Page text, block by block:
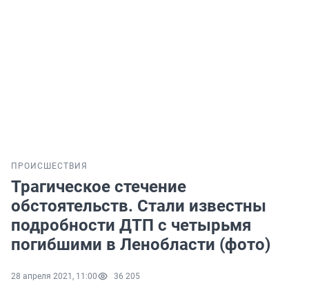
ПРОИСШЕСТВИЯ
Трагическое стечение
обстоятельств. Стали известны
подробности ДТП с четырьмя
погибшими в Ленобласти (фото)
28 апреля 2021, 11:00 36 205